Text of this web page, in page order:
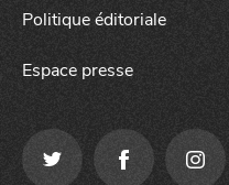
Politique éditoriale
Espace presse